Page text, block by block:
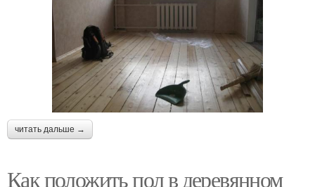
читать дальше →
Как положить пол в деревянном